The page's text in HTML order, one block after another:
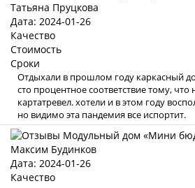
Татьяна Пруцкова
Дата: 2024-01-26
Качество
Стоимость
Сроки
Отдыхали в прошлом году каркасный
сто процентное соответствие тому,
картатревел. хотели и в этом году
но видимо эта пандемия все испортит.
Максим Будинков
Дата: 2024-01-26
Качество